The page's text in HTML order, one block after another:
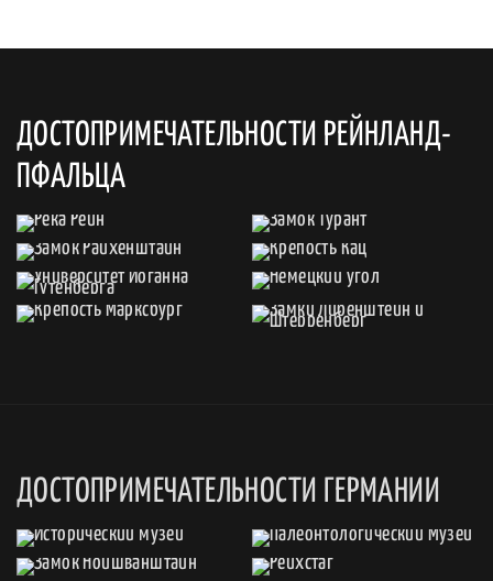
ДОСТОПРИМЕЧАТЕЛЬНОСТИ РЕЙНЛАНД-
ПФАЛЬЦА
ДОСТОПРИМЕЧАТЕЛЬНОСТИ ГЕРМАНИИ